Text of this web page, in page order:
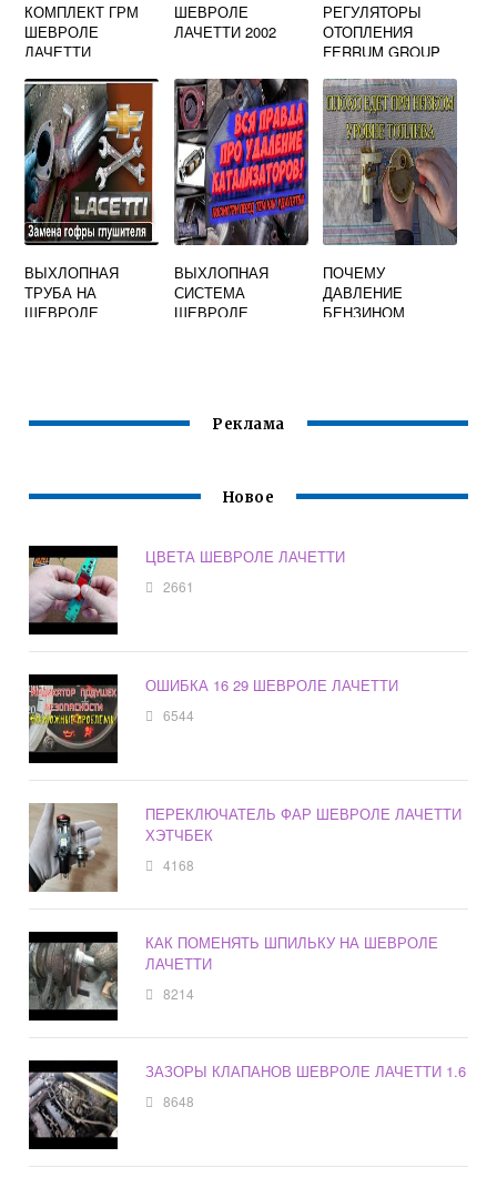
КОМПЛЕКТ ГРМ
ШЕВРОЛЕ
ЛАЧЕТТИ
ШЕВРОЛЕ
ЛАЧЕТТИ 2002
РЕГУЛЯТОРЫ
ОТОПЛЕНИЯ
FERRUM GROUP
ЛАЧЕТТИ
ВЫХЛОПНАЯ
ТРУБА НА
ШЕВРОЛЕ
ВЫХЛОПНАЯ
СИСТЕМА
ШЕВРОЛЕ
ПОЧЕМУ
ДАВЛЕНИЕ
БЕНЗИНОМ
Реклама
Новое
ЦВЕТА ШЕВРОЛЕ ЛАЧЕТТИ
2661
ОШИБКА 16 29 ШЕВРОЛЕ ЛАЧЕТТИ
6544
ПЕРЕКЛЮЧАТЕЛЬ ФАР ШЕВРОЛЕ ЛАЧЕТТИ
ХЭТЧБЕК
4168
КАК ПОМЕНЯТЬ ШПИЛЬКУ НА ШЕВРОЛЕ
ЛАЧЕТТИ
8214
ЗАЗОРЫ КЛАПАНОВ ШЕВРОЛЕ ЛАЧЕТТИ 1.6
8648